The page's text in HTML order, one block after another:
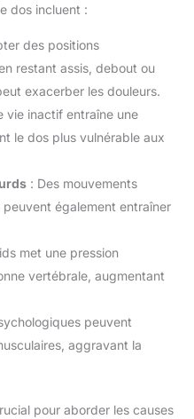
dos incluent :
des positions
restant assis, debout ou
exacerber les douleurs.
vie inactif entraîne une
le dos plus vulnérable aux
: Des mouvements
également entraîner
met une pression
vertébrale, augmentant
peuvent
aggravant la
pour aborder les causes